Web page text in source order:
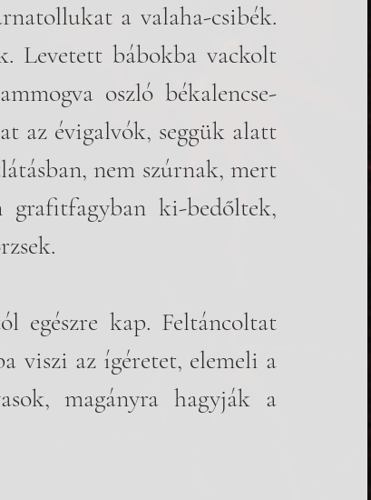
a valaha-csibék.
Levetett bábokba vackolt
oszló békalencse-
az évigalvók, seggük alatt
nem szúrnak, mert
ki-bedőltek,
egészre kap. Feltáncoltat
viszi az ígéretet, elemeli a
magányra hagyják a